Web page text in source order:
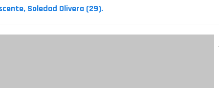
Soledad Olivera (29).